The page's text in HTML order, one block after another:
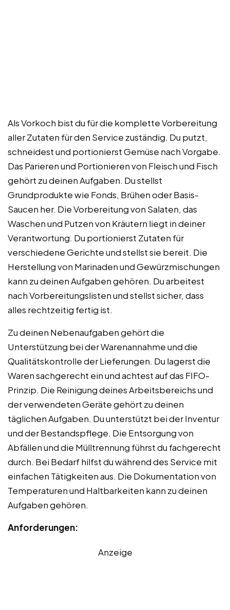
Als Vorkoch bist du für die komplette Vorbereitung
aller Zutaten für den Service zuständig. Du putzt,
schneidest und portionierst Gemüse nach Vorgabe.
Das Parieren und Portionieren von Fleisch und Fisch
gehört zu deinen Aufgaben. Du stellst
Grundprodukte wie Fonds, Brühen oder Basis-
Saucen her. Die Vorbereitung von Salaten, das
Waschen und Putzen von Kräutern liegt in deiner
Verantwortung. Du portionierst Zutaten für
verschiedene Gerichte und stellst sie bereit. Die
Herstellung von Marinaden und Gewürzmischungen
kann zu deinen Aufgaben gehören. Du arbeitest
nach Vorbereitungslisten und stellst sicher, dass
alles rechtzeitig fertig ist.
Zu deinen Nebenaufgaben gehört die
Unterstützung bei der Warenannahme und die
Qualitätskontrolle der Lieferungen. Du lagerst die
Waren sachgerecht ein und achtest auf das FIFO-
Prinzip. Die Reinigung deines Arbeitsbereichs und
der verwendeten Geräte gehört zu deinen
täglichen Aufgaben. Du unterstützt bei der Inventur
und der Bestandspflege. Die Entsorgung von
Abfällen und die Mülltrennung führst du fachgerecht
durch. Bei Bedarf hilfst du während des Service mit
einfachen Tätigkeiten aus. Die Dokumentation von
Temperaturen und Haltbarkeiten kann zu deinen
Aufgaben gehören.
Anforderungen:
Anzeige